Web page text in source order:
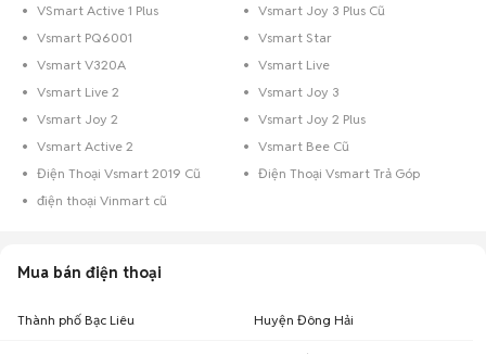
VSmart Active 1 Plus
Vsmart Joy 3 Plus Cũ
Vsmart PQ6001
Vsmart Star
Vsmart V320A
Vsmart Live
Vsmart Live 2
Vsmart Joy 3
Vsmart Joy 2
Vsmart Joy 2 Plus
Vsmart Active 2
Vsmart Bee Cũ
Điện Thoại Vsmart 2019 Cũ
Điện Thoại Vsmart Trả Góp
điện thoại Vinmart cũ
Mua bán điện thoại
Thành phố Bạc Liêu Huyện Đông Hải